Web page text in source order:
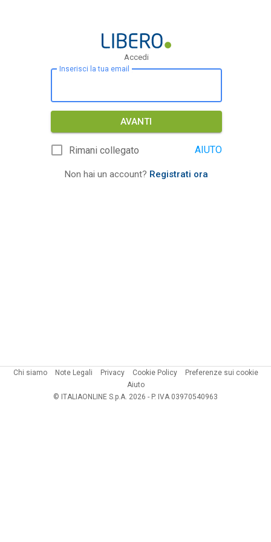
Accedi
Inserisci la tua email
AVANTI
Rimani collegato AIUTO
Non hai un account? Registrati ora
Chi siamo Note Legali Privacy Cookie Policy
Preferenze sui cookie
Aiuto
© ITALIAONLINE S.p.A. 2026 - P. IVA 03970540963